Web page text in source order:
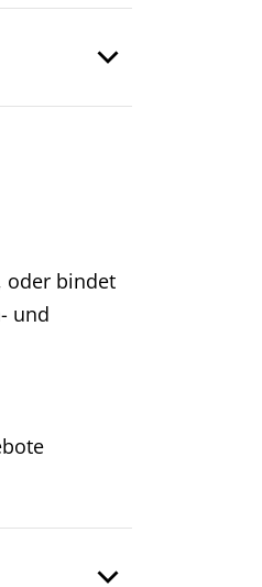
oder bindet
und